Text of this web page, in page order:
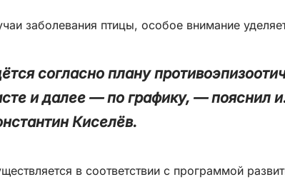
заболевания птицы, особое внимание
согласно плану
и далее — по графику, — пояснил
Киселёв.
в соответствии с программой